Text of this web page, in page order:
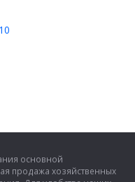
основной
продажа хозяйственных